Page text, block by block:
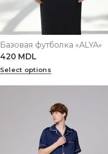
XS S M L XL
Базовая футболка «ALYA»
420 MDL
Select options